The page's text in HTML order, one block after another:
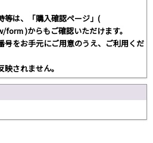
等は、「購入確認ページ」(
)からもご確認いただけます。
号をお手元にご用意のうえ、ご利用くだ
されません。